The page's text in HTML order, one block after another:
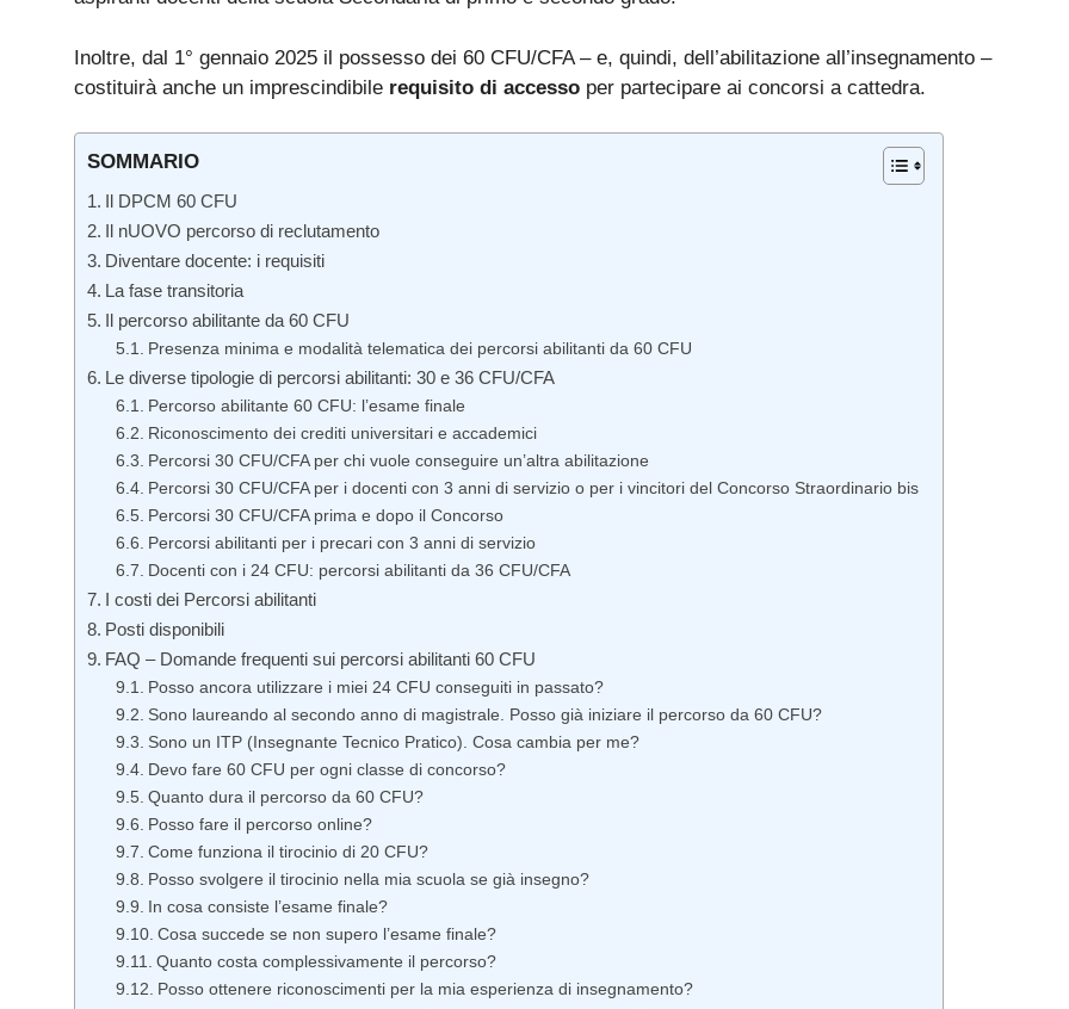
Inoltre, dal 1° gennaio 2025 il possesso dei 60 CFU/CFA – e, quindi, dell’abilitazione all’insegnamento –
costituirà anche un imprescindibile requisito di accesso per partecipare ai concorsi a cattedra.
SOMMARIO
Il DPCM 60 CFU
Il nUOVO percorso di reclutamento
Diventare docente: i requisiti
La fase transitoria
Il percorso abilitante da 60 CFU
Presenza minima e modalità telematica dei percorsi abilitanti da 60 CFU
Le diverse tipologie di percorsi abilitanti: 30 e 36 CFU/CFA
Percorso abilitante 60 CFU: l’esame finale
Riconoscimento dei crediti universitari e accademici
Percorsi 30 CFU/CFA per chi vuole conseguire un’altra abilitazione
Percorsi 30 CFU/CFA per i docenti con 3 anni di servizio o per i vincitori del Concorso Straordinario bis
Percorsi 30 CFU/CFA prima e dopo il Concorso
Percorsi abilitanti per i precari con 3 anni di servizio
Docenti con i 24 CFU: percorsi abilitanti da 36 CFU/CFA
I costi dei Percorsi abilitanti
Posti disponibili
FAQ – Domande frequenti sui percorsi abilitanti 60 CFU
Posso ancora utilizzare i miei 24 CFU conseguiti in passato?
Sono laureando al secondo anno di magistrale. Posso già iniziare il percorso da 60 CFU?
Sono un ITP (Insegnante Tecnico Pratico). Cosa cambia per me?
Devo fare 60 CFU per ogni classe di concorso?
Quanto dura il percorso da 60 CFU?
Posso fare il percorso online?
Come funziona il tirocinio di 20 CFU?
Posso svolgere il tirocinio nella mia scuola se già insegno?
In cosa consiste l’esame finale?
Cosa succede se non supero l’esame finale?
Quanto costa complessivamente il percorso?
Posso ottenere riconoscimenti per la mia esperienza di insegnamento?